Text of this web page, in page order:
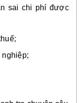
sai chi phí được
nghiệp;